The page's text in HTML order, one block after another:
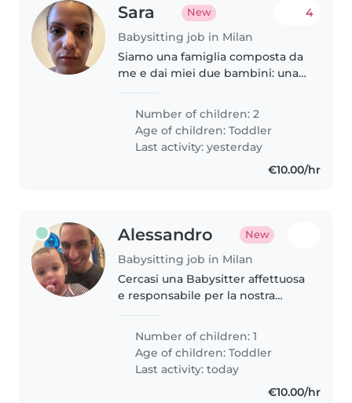
Sara New
Babysitting job in Milan
4
Siamo una famiglia composta da
me e dai miei due bambini: una
piena di energia, e un bimbo di
quasi 3 anni, dolce, allegro e
molto curioso. Cerco..
Number of children: 2
Age of children:Toddler
Last activity: yesterday
€10.00/hr
Alessandro New
Babysitting job in Milan
Cercasi una Babysitter affettuosa
e responsabile per la nostra
sempre allegra e vitale.
Preferiamo una persona che
sappia gestire con dolcezza e
fantasia il..
Number of children: 1
Age of children:Toddler
Last activity: today
€10.00/hr